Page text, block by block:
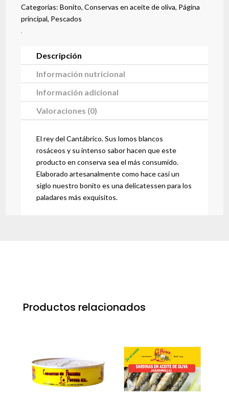
de
oliva
Categorías:Bonito,Conservas en aceite de oliva, Página
principal, Pescados
.
Descripción
Información nutricional
Información adicional
Valoraciones (0)
El rey del Cantábrico. Sus lomos blancos
rosáceos y su intenso sabor hacen que este
producto en conserva sea el más consumido.
Elaborado artesanalmente como hace casi un
siglo nuestro bonito es una delicatessen para los
paladares más exquisitos.
Productos relacionados